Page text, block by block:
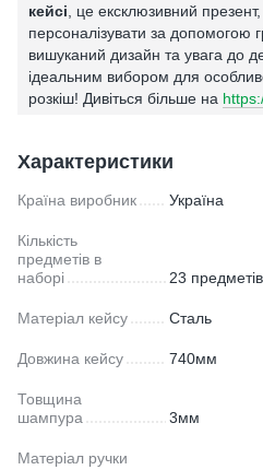
кейсі , це ексклюзивний
персоналізувати за допомогою
вишуканий дизайн та увага до
ідеальним вибором для
розкіш! Дивіться більше на
Характеристики
Країна виробник Україна
Кількість
предметів в
наборі
23 предметів
Матеріал кейсу Сталь
Довжина кейсу 740мм
Товщина
шампура
3мм
Матеріал ручки